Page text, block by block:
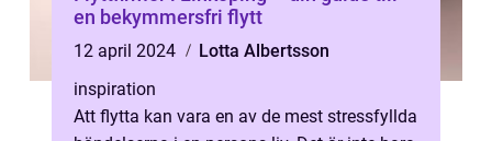
en bekymmersfri flytt
12 april 2024
Lotta Albertsson
inspiration
Att flytta kan vara en av de mest stressfyllda